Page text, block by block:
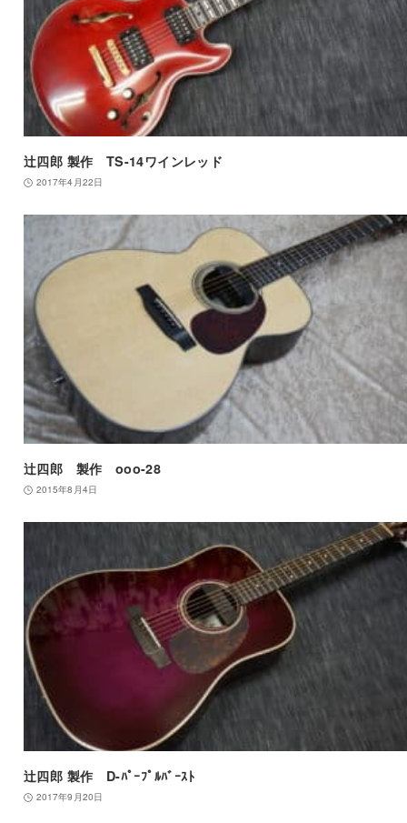
辻四郎 製作 TS-14ワインレッド
2017年4月22日
辻四郎 製作 ooo-28
2015年8月4日
辻四郎 製作 D-ﾊﾟｰﾌﾟﾙﾊﾞｰｽﾄ
2017年9月20日